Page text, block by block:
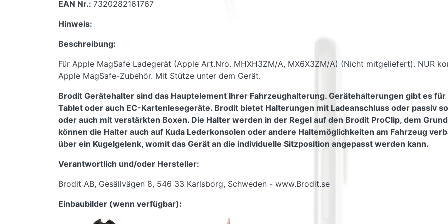
EAN Nr.: 7320282161767
Hinweis:
Beschreibung:
Für Apple MagSafe Ladegerät (Apple Art.Nro. MHXH3ZM/A, MX6X3ZM/A) (Nicht mitgeliefert). NUR
Apple MagSafe-Zubehör. Mit Stütze unter dem Gerät.
Brodit Gerätehalter sind das Hauptelement Ihrer Fahrzeughalterung. Gerätehalterungen gibt es für
Tablet oder auch EC-Kartenlesegeräte. Brodit bietet Halterungen mit Ladeanschluss oder passiv
oder auch mit verstärkten Boxen. Die Halter werden in der Regel auf den Brodit ProClip, dem
können die Halter auch auf Kuda Lederkonsolen oder andere Haltemöglichkeiten am Fahrzeug
über ein Kugelgelenk, womit das Gerät an die individuelle Sitzposition angepasst werden kann.
Verantwortlich und/oder Hersteller:
Brodit AB, Gesällvägen 8, 546 33 Karlsborg, Schweden - www.Brodit.se
Einbaubilder (wenn verfügbar):